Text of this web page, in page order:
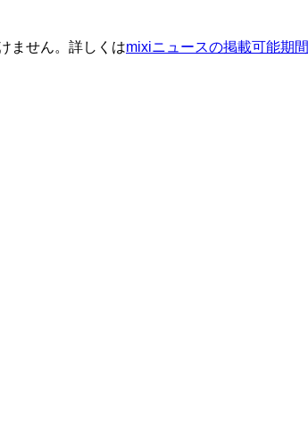
ません。詳しくはmixiニュースの掲載可能期間